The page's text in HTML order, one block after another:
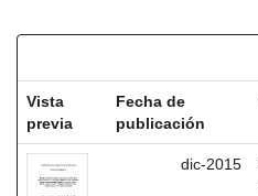
Vista
previa
Fecha de
publicación
dic-2015